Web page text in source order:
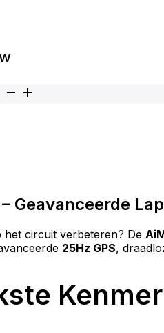
Geavanceerde
het circuit verbeteren? De
25Hz GPS,